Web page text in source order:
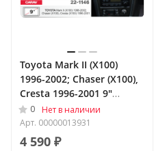
Toyota Mark II (X100)
1996-2002; Chaser (X100),
Cresta 1996-2001 9"
переходная рамка CARAV
22-1146
0
Нет в наличии
Арт. 00000013931
4 590 ₽